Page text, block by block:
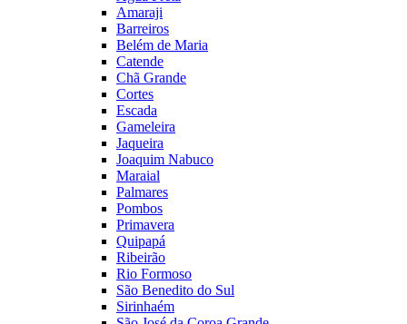
Amaraji
Barreiros
Belém de Maria
Catende
Chã Grande
Cortes
Escada
Gameleira
Jaqueira
Joaquim Nabuco
Maraial
Palmares
Pombos
Primavera
Quipapá
Ribeirão
Rio Formoso
São Benedito do Sul
Sirinhaém